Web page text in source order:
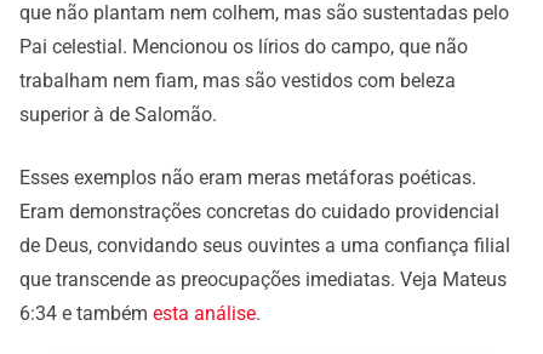
que não plantam nem colhem, mas são sustentadas pelo
Pai celestial. Mencionou os lírios do campo, que não
trabalham nem fiam, mas são vestidos com beleza
superior à de Salomão.
Esses exemplos não eram meras metáforas poéticas.
Eram demonstrações concretas do cuidado providencial
de Deus, convidando seus ouvintes a uma confiança filial
que transcende as preocupações imediatas. Veja Mateus
6:34 e também esta análise.